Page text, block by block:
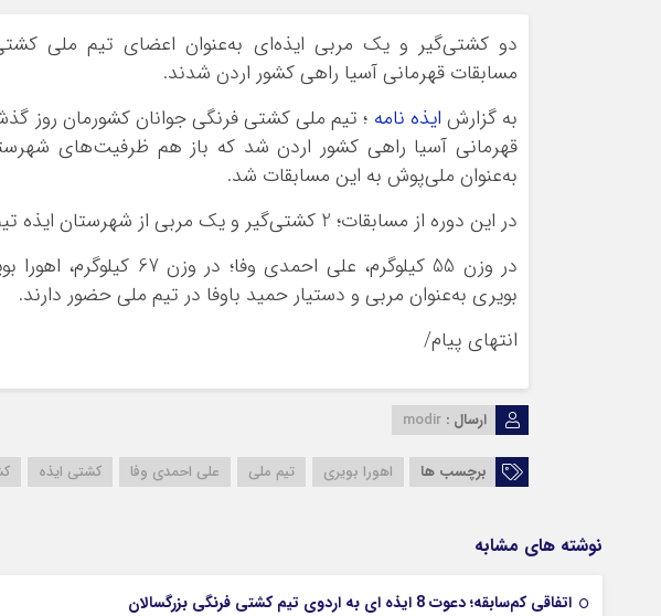
دو کشتی‌گیر و یک مربی ایذه‌ای به‌عنوان اعضای تیم ملی
مسابقات قهرمانی آسیا راهی کشور اردن شدند.
به گزارش ایذه نامه ؛ تیم ملی کشتی فرنگی جوانان کشورمان روز
قهرمانی آسیا راهی کشور اردن شد که باز هم ظرفیت‌های
به‌عنوان ملی‌پوش به این مسابقات شد.
در این دوره از مسابقات؛ 2 کشتی‌گیر و یک مربی از شهرستان ایذه تیم ملی را همراهی کردند.
در وزن 55 کیلوگرم، علی
بویری به‌عنوان مربی و دستیار حمید باوفا در تیم ملی حضور دارند.
انتهای پیام/
ارسال : modir
برچسب ها اهورا بویری تیم ملی علی احمدی وفا کشتی ایذه
نوشته های مشابه
اتفاقی کم‌سابقه؛ دعوت 8 ایذه ای به اردوی تیم کشتی فرنگی بزرگسالان